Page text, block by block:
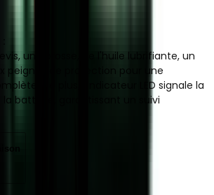
une brosse, de l'huile lubrifiante, un
peignes de protection pour une
De plus, l'indicateur LED signale la
batterie, garantissant un suivi